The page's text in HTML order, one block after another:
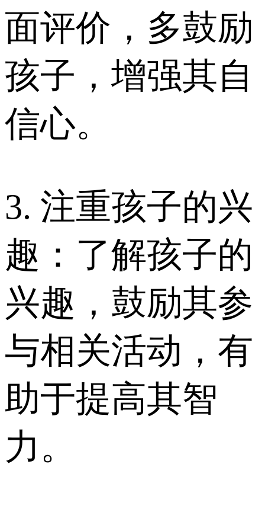
面评价，多鼓励
孩子，增强其自
信心。
3. 注重孩子的兴
趣：了解孩子的
兴趣，鼓励其参
与相关活动，有
助于提高其智
力。